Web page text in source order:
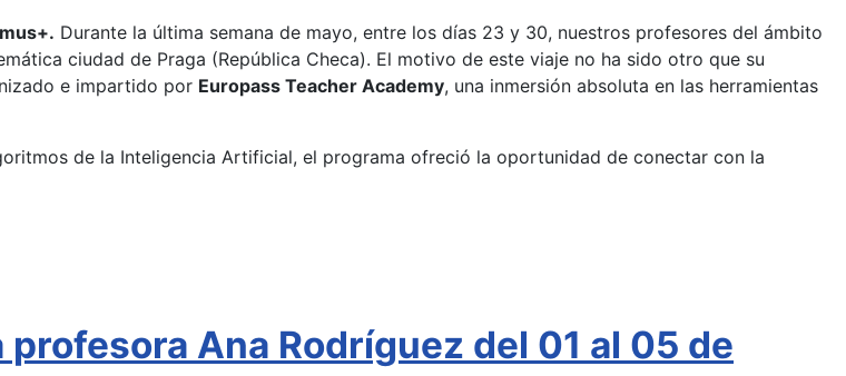
Durante la última semana de mayo, entre los días 23 y 30, nuestros profesores del ámbito
ciudad de Praga (República Checa). El motivo de este viaje no ha sido otro que su
e impartido por Europass Teacher Academy, una inmersión absoluta en las herramientas
de la Inteligencia Artificial, el programa ofreció la oportunidad de conectar con la
profesora Ana Rodríguez del 01 al 05 de